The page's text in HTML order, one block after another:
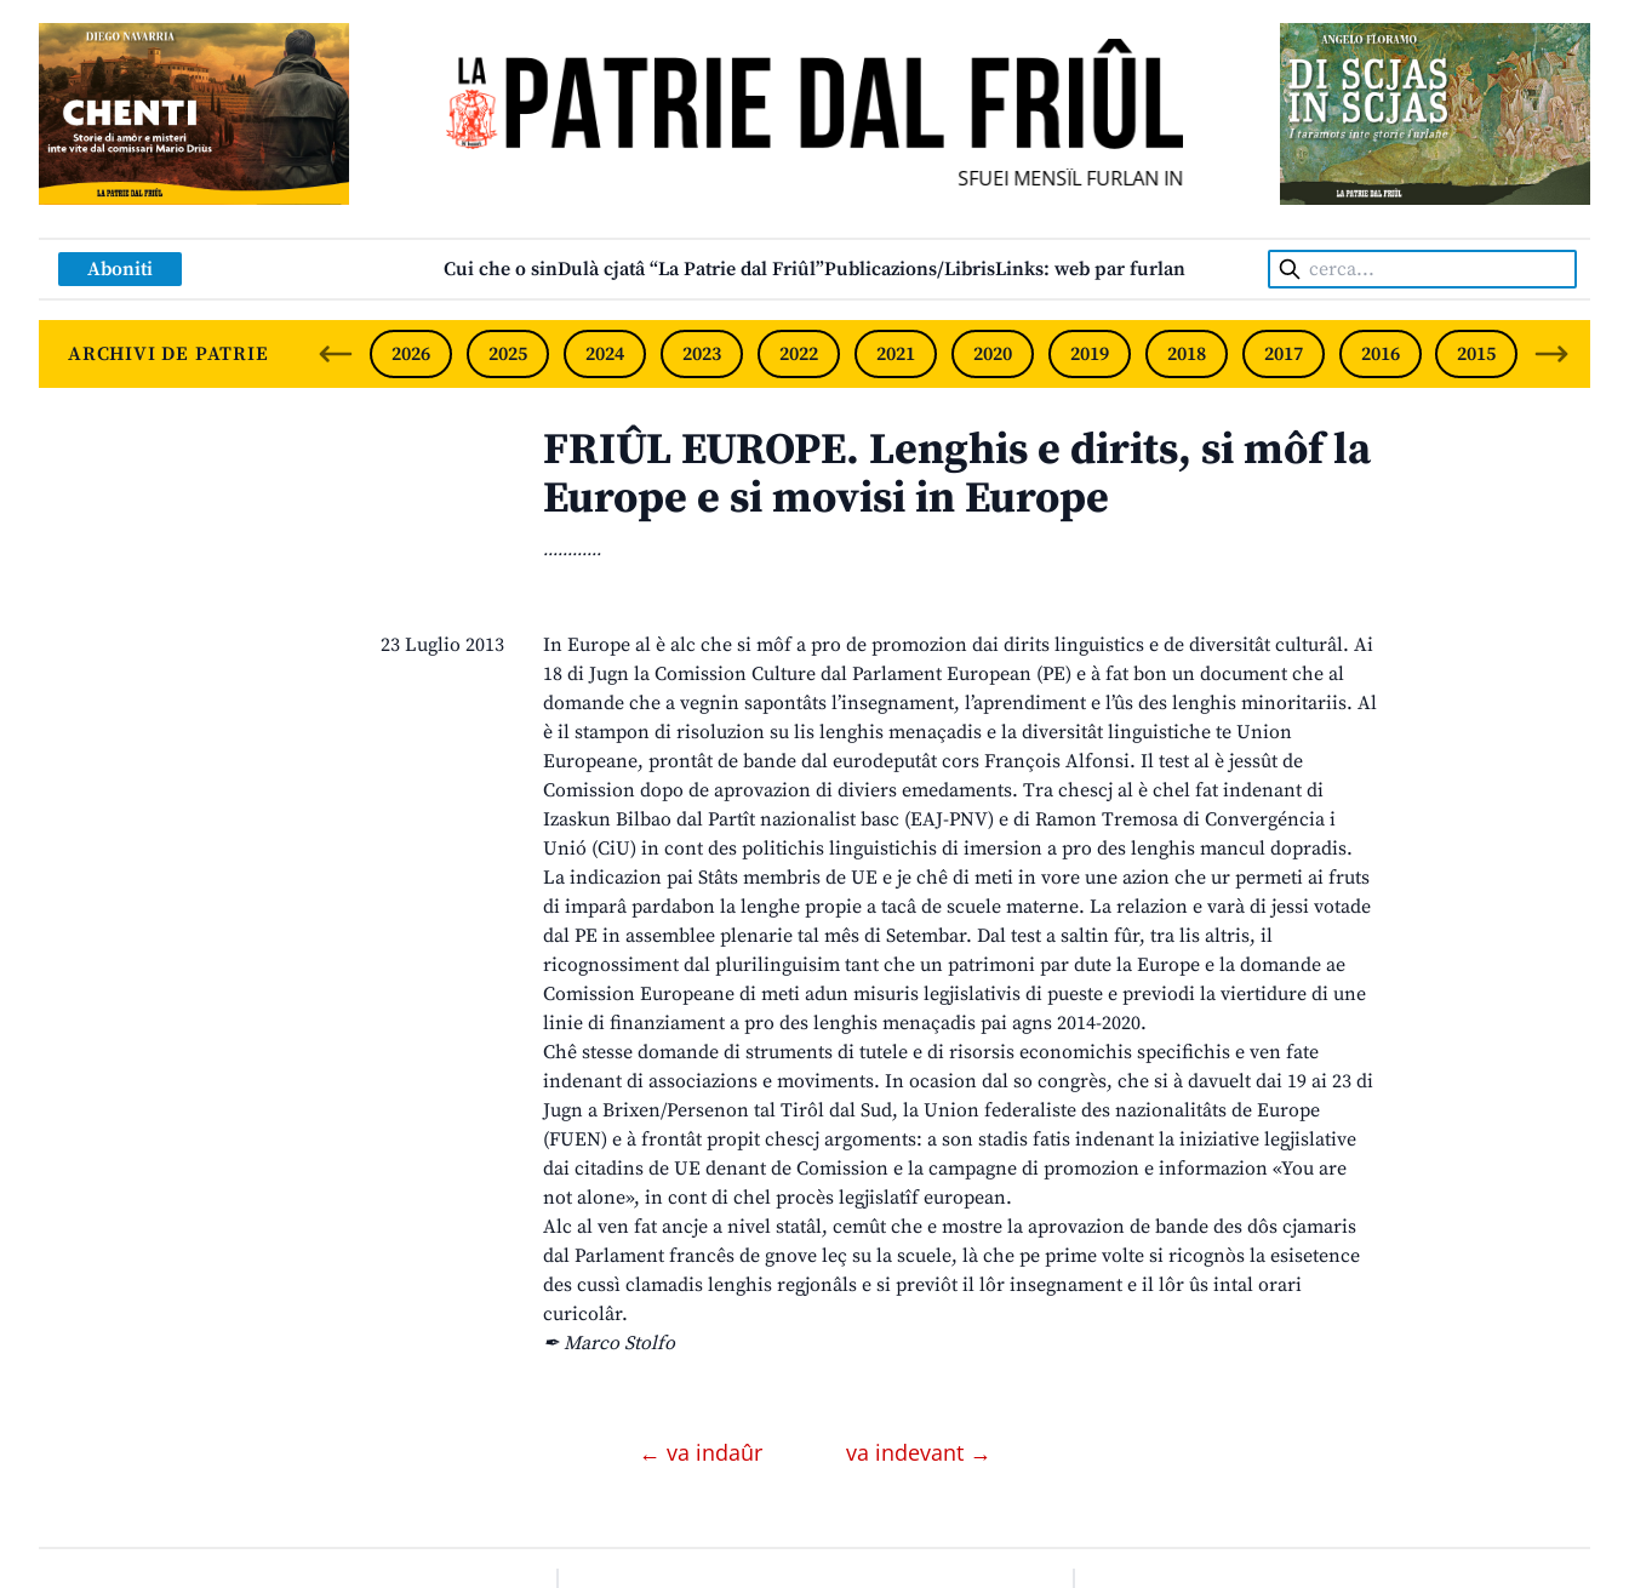
SFUEI MENSÎL FURLAN INDIPENDENT • INDEPENDENT FRIULIAN MONTHLY
Aboniti Cui che o sinDulà cjatâ “La Patrie dal Friûl”Publicazions/LibrisLinks: web par furlan Cerca:
ARCHIVI DE PATRIE 2026 2025 2024 2023 2022 2021 2020 2019 2018 2017 2016 2015 2014
FRIÛL EUROPE. Lenghis e dirits, si môf la
Europe e si movisi in Europe
............
23 Luglio 2013
In Europe al è alc che si môf a pro de promozion dai dirits linguistics e de diversitât culturâl. Ai
18 di Jugn la Comission Culture dal Parlament European (PE) e à fat bon un document che al
domande che a vegnin sapontâts l’insegnament, l’aprendiment e l’ûs des lenghis minoritariis. Al
è il stampon di risoluzion su lis lenghis menaçadis e la diversitât linguistiche te Union
Europeane, prontât de bande dal eurodeputât cors François Alfonsi. Il test al è jessût de
Comission dopo de aprovazion di diviers emedaments. Tra chescj al è chel fat indenant di
Izaskun Bilbao dal Partît nazionalist basc (EAJ-PNV) e di Ramon Tremosa di Convergéncia i
Unió (CiU) in cont des politichis linguistichis di imersion a pro des lenghis mancul dopradis.
La indicazion pai Stâts membris de UE e je chê di meti in vore une azion che ur permeti ai fruts
di imparâ pardabon la lenghe propie a tacâ de scuele materne. La relazion e varà di jessi votade
dal PE in assemblee plenarie tal mês di Setembar. Dal test a saltin fûr, tra lis altris, il
ricognossiment dal plurilinguisim tant che un patrimoni par dute la Europe e la domande ae
Comission Europeane di meti adun misuris legjislativis di pueste e previodi la viertidure di une
linie di finanziament a pro des lenghis menaçadis pai agns 2014-2020.
Chê stesse domande di struments di tutele e di risorsis economichis specifichis e ven fate
indenant di associazions e moviments. In ocasion dal so congrès, che si à davuelt dai 19 ai 23 di
Jugn a Brixen/Persenon tal Tirôl dal Sud, la Union federaliste des nazionalitâts de Europe
(FUEN) e à frontât propit chescj argoments: a son stadis fatis indenant la iniziative legjislative
dai citadins de UE denant de Comission e la campagne di promozion e informazion «You are
not alone», in cont di chel procès legjislatîf european.
Alc al ven fat ancje a nivel statâl, cemût che e mostre la aprovazion de bande des dôs cjamaris
dal Parlament francês de gnove leç su la scuele, là che pe prime volte si ricognòs la esisetence
des cussì clamadis lenghis regjonâls e si previôt il lôr insegnament e il lôr ûs intal orari
curicolâr.
✒ Marco Stolfo
← va indaûr va indevant →